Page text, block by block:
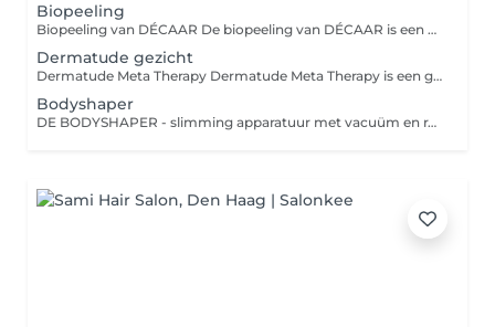
Biopeeling
Biopeeling van DÉCAAR De biopeeling van DÉCAAR is een natuurlijke kruidenpeeling die de huid van binnenuit vernieuwt. De behandeling stimuleert de celvernieuwing, verbetert de huidstructuur en pakt onzuiverheden, fijne lijntjes en pigmentatie aan. Zonder agressieve zuren wordt de huid frisser, egaler en zichtbaar gezonder. Geschikt voor verschillende huidtypes en ideaal voor wie een intensieve, maar natuurlijke huidverbetering zoekt.
Dermatude gezicht
Dermatude Meta Therapy Dermatude Meta Therapy is een geavanceerde, niet-invasieve huidverbeterende behandeling die de huid van binnenuit activeert. Met behulp van het Meta-Jet apparaat worden werkstoffen diep in de huid gebracht en wordt de aanmaak van collageen en elastine gestimuleerd. De behandeling verbetert de huidstructuur, vermindert fijne lijntjes, rimpels, acne(littekens) en pigmentatie en zorgt voor een zichtbaar stevigere, gladdere en stralende huid.
Bodyshaper
DE BODYSHAPER - slimming apparatuur met vacuüm en radio frequentie De bodyshaper is in staat om zones op het lichaam op een veilige en pijnloze wijze te behandelen. Een ware innovatie op het gebied van cellulite veemindering, omvang vermindering, huidversteviging & anti-ageing. De effecten in de verandering van de huidstructuur zijn al zichtbaar na de eerste behandeling. De unieke combinatie van technologieën zorgt voor een uitstekende modellering van het lichaam en verjonging van het gezicht. Vacuüm, Radio Frequentie (RF), Photon (rood en blauw) en rotatie in één apparaat. Met de bodyshaper behaal je uitstekende resultaten op een non-invasieve manier!